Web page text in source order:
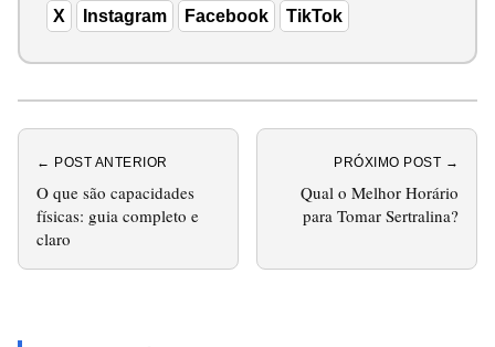
X Instagram Facebook TikTok
← POST ANTERIOR
O que são capacidades
físicas: guia completo e
claro
PRÓXIMO POST →
Qual o Melhor Horário
para Tomar Sertralina?